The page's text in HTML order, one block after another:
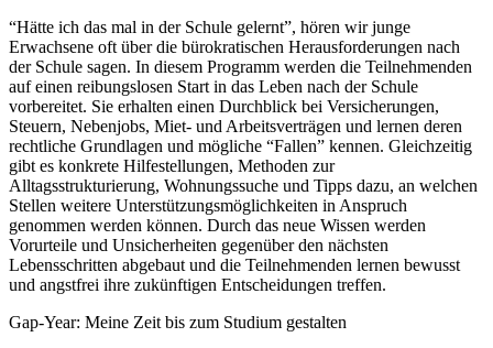
“Hätte ich das mal in der Schule gelernt”, hören wir junge
Erwachsene oft über die bürokratischen Herausforderungen nach
der Schule sagen. In diesem Programm werden die Teilnehmenden
auf einen reibungslosen Start in das Leben nach der Schule
vorbereitet. Sie erhalten einen Durchblick bei Versicherungen,
Steuern, Nebenjobs, Miet- und Arbeitsverträgen und lernen deren
rechtliche Grundlagen und mögliche “Fallen” kennen. Gleichzeitig
gibt es konkrete Hilfestellungen, Methoden zur
Alltagsstrukturierung, Wohnungssuche und Tipps dazu, an welchen
Stellen weitere Unterstützungsmöglichkeiten in Anspruch
genommen werden können. Durch das neue Wissen werden
Vorurteile und Unsicherheiten gegenüber den nächsten
Lebensschritten abgebaut und die Teilnehmenden lernen bewusst
und angstfrei ihre zukünftigen Entscheidungen treffen.
Gap-Year: Meine Zeit bis zum Studium gestalten